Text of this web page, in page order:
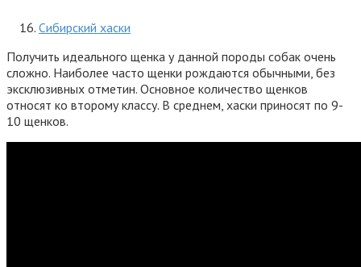
Сибирский хаски
Получить идеального щенка у данной породы собак очень
сложно. Наиболее часто щенки рождаются обычными, без
эксклюзивных отметин. Основное количество щенков
относят ко второму классу. В среднем, хаски приносят по 9-
10 щенков.